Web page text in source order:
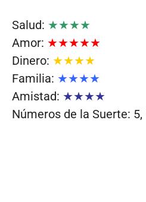
Salud: ★★★★
Amor: ★★★★★
Dinero: ★★★★
Familia: ★★★★
Amistad: ★★★★
Números de la Suerte: 5,